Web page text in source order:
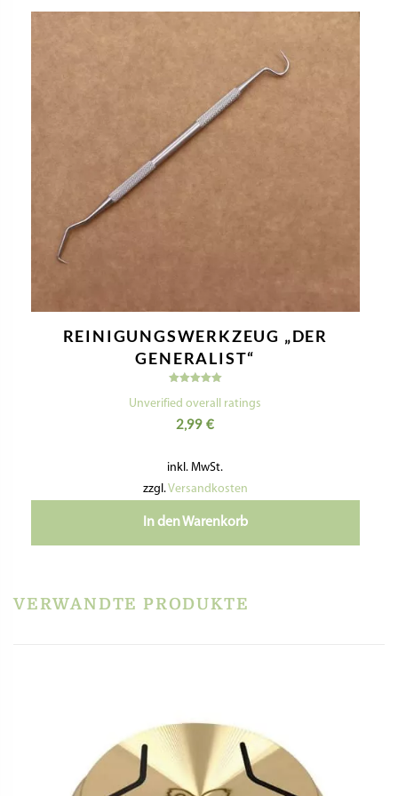
REINIGUNGSWERKZEUG „DER
GENERALIST“
mit
von 5
Unverified overall ratings
2,99€
inkl. MwSt.
zzgl.Versandkosten
In den Warenkorb
VERWANDTE PRODUKTE